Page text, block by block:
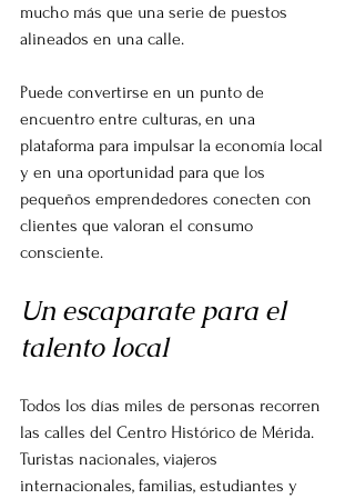
mucho más que una serie de puestos
alineados en una calle.
Puede convertirse en un punto de
encuentro entre culturas, en una
plataforma para impulsar la economía local
y en una oportunidad para que los
pequeños emprendedores conecten con
clientes que valoran el consumo
consciente.
Un escaparate para el
talento local
Todos los días miles de personas recorren
las calles del Centro Histórico de Mérida.
Turistas nacionales, viajeros
internacionales, familias, estudiantes y